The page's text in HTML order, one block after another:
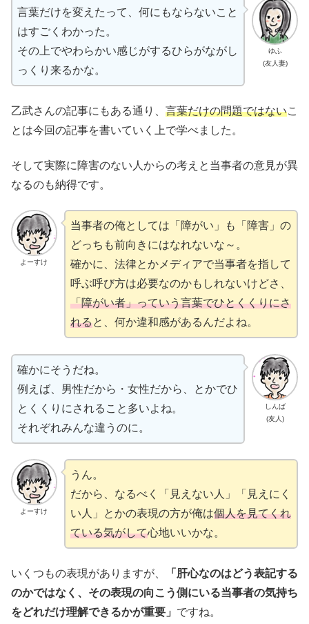
ゆふ
(友人妻)
言葉だけを変えたって、何にもならないこと
はすごくわかった。
その上でやわらかい感じがするひらがながし
っくり来るかな。
乙武さんの記事にもある通り、 言葉だけの問題ではないこ
とは今回の記事を書いていく上で学べました。
そして実際に障害のない人からの考えと当事者の意見が異
なるのも納得です。
よーすけ
当事者の俺としては「障がい」も「障害」の
どっちも前向きにはなれないな～。
確かに、法律とかメディアで当事者を指して
呼ぶ呼び方は必要なのかもしれないけどさ、
「障がい者」っていう言葉でひとくくりにさ
れると、何か違和感があるんだよね。
しんば
(友人)
確かにそうだね。
例えば、男性だから・女性だから、とかでひ
とくくりにされること多いよね。
それぞれみんな違うのに。
よーすけ
うん。
だから、なるべく「見えない人」「見えにく
い人」とかの表現の方が俺は個人を見てくれ
ている気がして心地いいかな。
いくつもの表現がありますが、
「肝心なのはどう表記する
のかではなく、その表現の向こう側にいる当事者の気持ち
をどれだけ理解できるかが重要」 ですね。